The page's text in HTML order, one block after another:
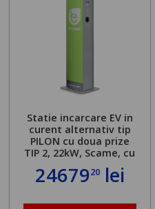
Statie incarcare EV in
curent alternativ tip
PILON cu doua prize
TIP 2, 22kW, Scame, cu
server local
2467920lei